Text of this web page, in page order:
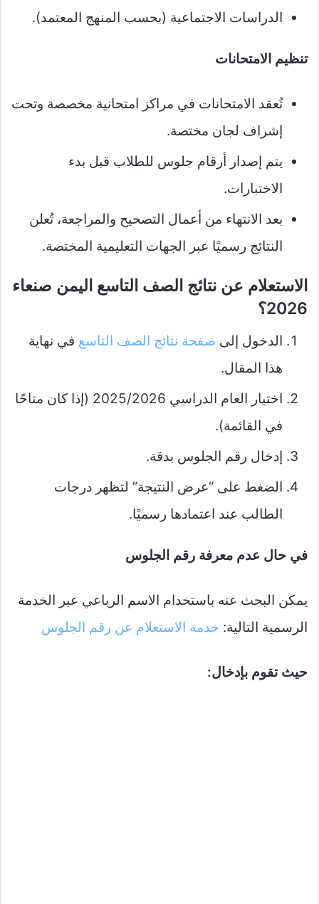
الدراسات الاجتماعية (بحسب المنهج المعتمد).
تنظيم الامتحانات
تُعقد الامتحانات في مراكز امتحانية مخصصة وتحت
إشراف لجان مختصة.
يتم إصدار أرقام جلوس للطلاب قبل بدء
الاختبارات.
بعد الانتهاء من أعمال التصحيح والمراجعة، تُعلن
النتائج رسميًا عبر الجهات التعليمية المختصة.
الاستعلام عن نتائج الصف التاسع اليمن صنعاء
2026؟
الدخول إلى صفحة نتائج الصف التاسع في نهاية
هذا المقال.
اختيار العام الدراسي 2025/2026 (إذا كان متاحًا
في القائمة).
إدخال رقم الجلوس بدقة.
الضغط على “عرض النتيجة” لتظهر درجات
الطالب عند اعتمادها رسميًا.
في حال عدم معرفة رقم الجلوس
يمكن البحث عنه باستخدام الاسم الرباعي عبر الخدمة
الرسمية التالية: خدمة الاستعلام عن رقم الجلوس
حيث تقوم بإدخال: